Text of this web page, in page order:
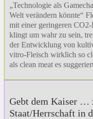
„Technologie als
Welt verändern könnte“
mit einer geringeren
klingt um wahr zu sein,
der Entwicklung von
vitro-Fleisch wirklich so
als clean meat es
Gebt dem Kaiser …
Staat/Herrschaft in